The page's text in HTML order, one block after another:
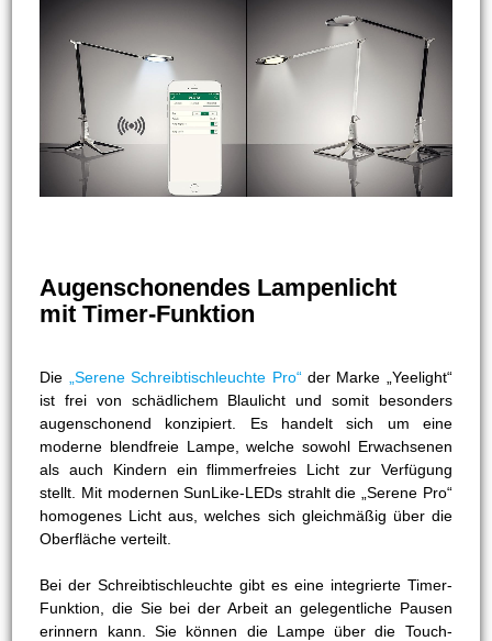
Augenschonendes Lampenlicht
mit Timer-Funktion
Die „Serene Schreibtischleuchte Pro“der Marke „Yeelight“
ist frei von schädlichem Blaulicht und somit besonders
augenschonend konzipiert. Es handelt sich um eine
moderne blendfreie Lampe, welche sowohl Erwachsenen
als auch Kindern ein flimmerfreies Licht zur Verfügung
stellt. Mit modernen SunLike-LEDs strahlt die „Serene Pro“
homogenes Licht aus, welches sich gleichmäßig über die
Oberfläche verteilt.
Bei der Schreibtischleuchte gibt es eine integrierte Timer-
Funktion, die Sie bei der Arbeit an gelegentliche Pausen
erinnern kann. Sie können die Lampe über die Touch-